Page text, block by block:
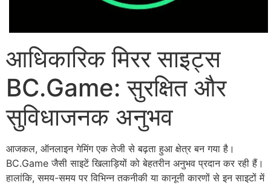
आधिकारिक मिरर साइट्स
BC.Game: सुरक्षित और
सुविधाजनक अनुभव
आजकल, ऑनलाइन गेमिंग एक तेजी से बढ़ता हुआ क्षेत्र बन गया है।
BC.Game जैसी साइटें खिलाड़ियों को बेहतरीन अनुभव प्रदान कर रही हैं।
हालांकि, समय-समय पर विभिन्न तकनीकी या कानूनी कारणों से इन साइटों में